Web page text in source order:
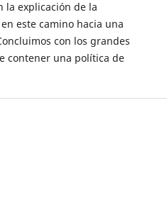
la explicación de la
este camino hacia una
con los grandes
contener una política de